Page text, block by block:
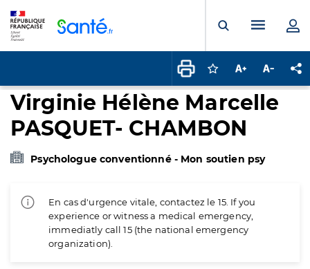
Ouvrir laMenu
Connectez-vous
Augmenter la
Virginie Hélène Marcelle
PASQUET- CHAMBON
Psychologue conventionné - Mon soutien psy
En cas d'urgence vitale, contactez le 15. If you
experience or witness a medical emergency,
immediatly call 15 (the national emergency
organization).